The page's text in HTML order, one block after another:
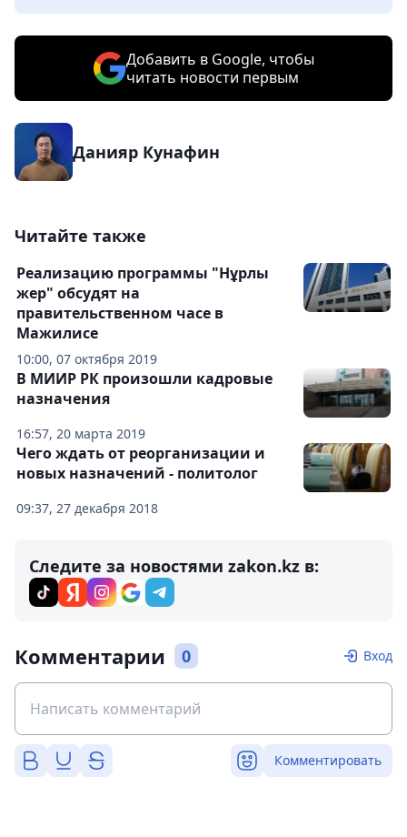
Добавить в Google, чтобы
читать новости первым
Данияр Кунафин
Читайте также
10:00, 07 октября 2019
Реализацию программы "Нұрлы
жер" обсудят на
правительственном часе в
Мажилисе
16:57, 20 марта 2019
В МИИР РК произошли кадровые
назначения
09:37, 27 декабря 2018
Чего ждать от реорганизации и
новых назначений - политолог
Следите за новостями zakon.kz в:
Комментарии 0 Вход
Комментировать